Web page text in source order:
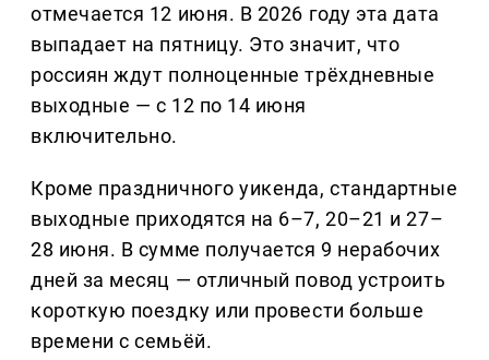
отмечается 12 июня. В 2026 году эта дата
выпадает на пятницу. Это значит, что
россиян ждут полноценные трёхдневные
выходные — с 12 по 14 июня
включительно.
Кроме праздничного уикенда, стандартные
выходные приходятся на 6–7, 20–21 и 27–
28 июня. В сумме получается 9 нерабочих
дней за месяц — отличный повод устроить
короткую поездку или провести больше
времени с семьёй.